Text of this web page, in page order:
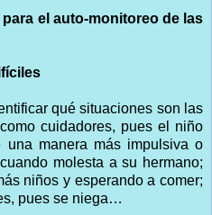
el auto-monitoreo de las
qué situaciones son las
cuidadores, pues el niño
una manera más impulsiva o
molesta a su hermano;
niños y esperando a comer;
pues se niega…